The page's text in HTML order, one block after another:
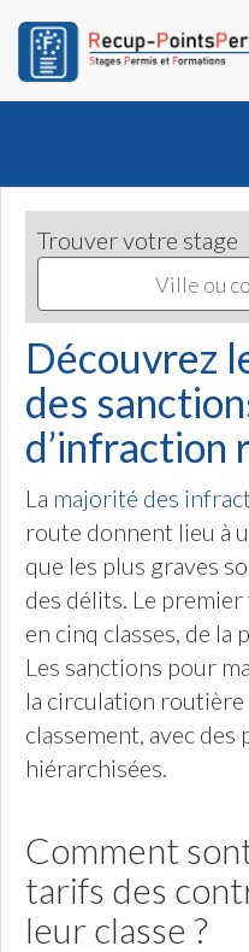
Trouver votre stage
Découvrez
des
d’infraction
La majorité des
route donnent lieu à
que les plus graves
des délits. Le
en cinq classes, de la
Les sanctions pour
la circulation routière
classement, avec des
hiérarchisées.
Comment
tarifs des
leur classe ?